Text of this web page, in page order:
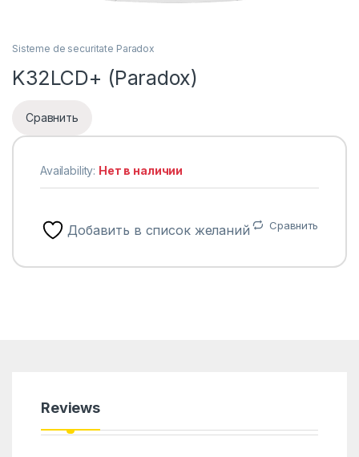
Sisteme de securitate Paradox
K32LCD+ (Paradox)
Сравнить
Availability: Нет в наличии
Добавить в список желаний Сравнить
Reviews